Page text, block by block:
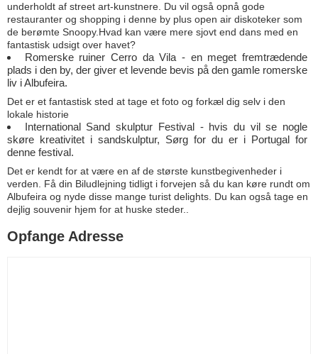
underholdt af street art-kunstnere. Du vil også opnå gode
restauranter og shopping i denne by plus open air diskoteker som
de berømte Snoopy.Hvad kan være mere sjovt end dans med en
fantastisk udsigt over havet?
Romerske ruiner Cerro da Vila - en meget fremtrædende
plads i den by, der giver et levende bevis på den gamle romerske
liv i Albufeira.
Det er et fantastisk sted at tage et foto og forkæl dig selv i den
lokale historie
International Sand skulptur Festival - hvis du vil se nogle
skøre kreativitet i sandskulptur, Sørg for du er i Portugal for
denne festival.
Det er kendt for at være en af de største kunstbegivenheder i
verden. Få din Biludlejning tidligt i forvejen så du kan køre rundt om
Albufeira og nyde disse mange turist delights. Du kan også tage en
dejlig souvenir hjem for at huske steder..
Opfange Adresse